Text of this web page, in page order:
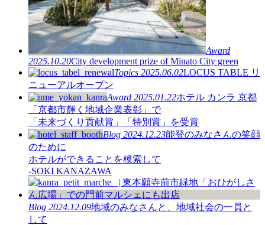
Award
2025.10.20City development prize of Minato City green
Topics 2025.06.02LOCUS TABLE リ
ニューアルオープン
Award 2025.01.22ホテル カンラ 京都
「京都市輝く地域企業表彰」で
「未来づくり貢献賞」「特別賞」を受賞
Blog 2024.12.23能登のみなさんの笑顔
のために
ホテルができることを模索して
-SOKI KANAZAWA
Blog 2024.12.09地域のみなさんと、地域社会の一員と
して